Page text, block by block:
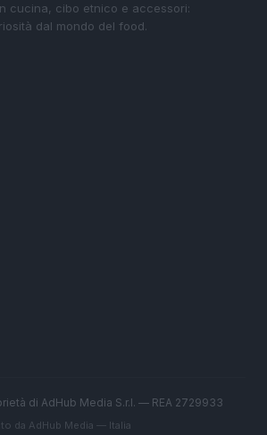
cucina, cibo etnico e accessori:
dal mondo del food.
di AdHub Media S.r.l. — REA 2729933
da AdHub Media — Italia